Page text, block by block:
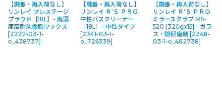
【廃番・再入荷なし】
リンレイ プレステージ
プラウド［18L］- 高濃
度高耐久樹脂ワックス
[2222-03-1-
o_438737]
【廃番・再入荷なし】
リンレイ Ｒ'Ｓ ＰＲＯ
中性バスクリーナー
［18L］- 中性タイプ
[2341-03-1-
o_726339]
【廃番・再入荷なし】
リンレイ Ｒ'Ｓ ＰＲＯ
ミラースクラブ MS-
520 [320gx15] - ガラ
ス・鏡研磨剤 [2348-
03-1-o_482738]